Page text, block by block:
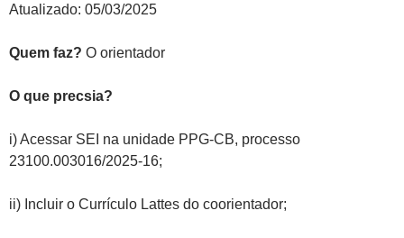
Atualizado: 05/03/2025
Quem faz? O orientador
O que precsia?
i) Acessar SEI na unidade PPG-CB, processo
23100.003016/2025-16;
ii) Incluir o Currículo Lattes do coorientador;